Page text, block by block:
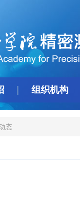
组织机构
态